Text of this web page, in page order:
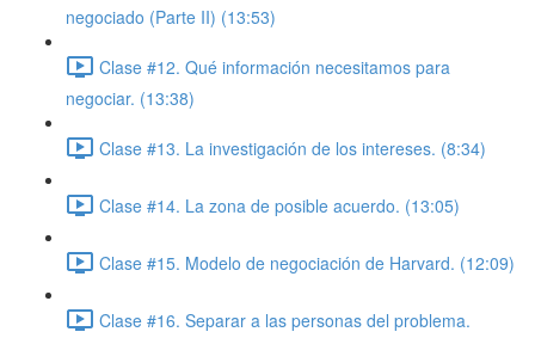
negociado (Parte II) (13:53)
Clase #12. Qué información necesitamos para
negociar. (13:38)
Clase #13. La investigación de los intereses. (8:34)
Clase #14. La zona de posible acuerdo. (13:05)
Clase #15. Modelo de negociación de Harvard. (12:09)
Clase #16. Separar a las personas del problema.